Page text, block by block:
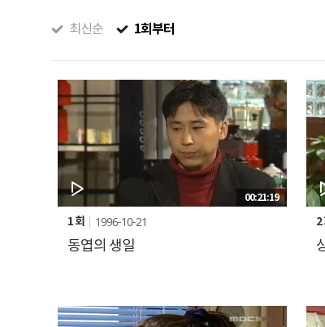
최신순 1회부터
00:21:19
1 회 1996-10-21
동엽의 생일
2